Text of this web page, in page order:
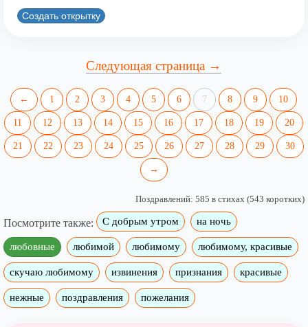
Создать открытку
Следующая страница →
← 1 2 3 4 5 6 7 8 9 10
11 12 13 14 15 16 17 18 19 20
21 22 23 24 25 26 27 28 29 30
→
Поздравлений: 585 в стихах (543 коротких)
Посмотрите также: С добрым утром на ночь
любовные любимой любимому любимому, красивые
скучаю любимому извинения признания красивые
нежные поздравления пожелания